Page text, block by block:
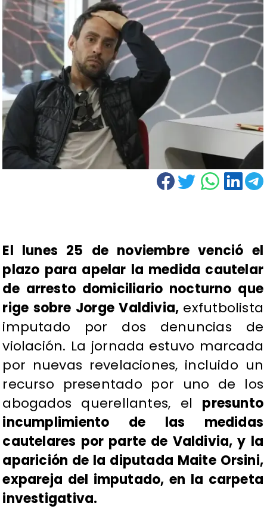
El lunes 25 de noviembre venció el
plazo para apelar la medida cautelar
de arresto domiciliario nocturno que
rige sobre Jorge Valdivia, exfutbolista
imputado por dos denuncias de
violación. La jornada estuvo marcada
por nuevas revelaciones, incluido un
recurso presentado por uno de los
abogados querellantes, el presunto
incumplimiento de las medidas
cautelares por parte de Valdivia, y la
aparición de la diputada Maite Orsini,
expareja del imputado, en la carpeta
investigativa.